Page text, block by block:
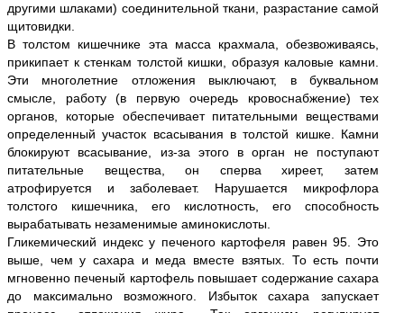
другими шлаками) соединительной ткани, разрастание самой
щитовидки.
В толстом кишечнике эта масса крахмала, обезвоживаясь,
прикипает к стенкам толстой кишки, образуя каловые камни.
Эти многолетние отложения выключают, в буквальном
смысле, работу (в первую очередь кровоснабжение) тех
органов, которые обеспечивает питательными веществами
определенный участок всасывания в толстой кишке. Камни
блокируют всасывание, из-за этого в орган не поступают
питательные вещества, он сперва хиреет, затем
атрофируется и заболевает. Нарушается микрофлора
толстого кишечника, его кислотность, его способность
вырабатывать незаменимые аминокислоты.
Гликемический индекс у печеного картофеля равен 95. Это
выше, чем у сахара и меда вместе взятых. То есть почти
мгновенно печеный картофель повышает содержание сахара
до максимально возможного. Избыток сахара запускает